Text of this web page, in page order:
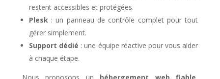
restent accessibles et protégées.
Plesk: un panneau de contrôle complet pour tout
gérer simplement.
Support dédié : une équipe réactive pour vous aider
à chaque étape.